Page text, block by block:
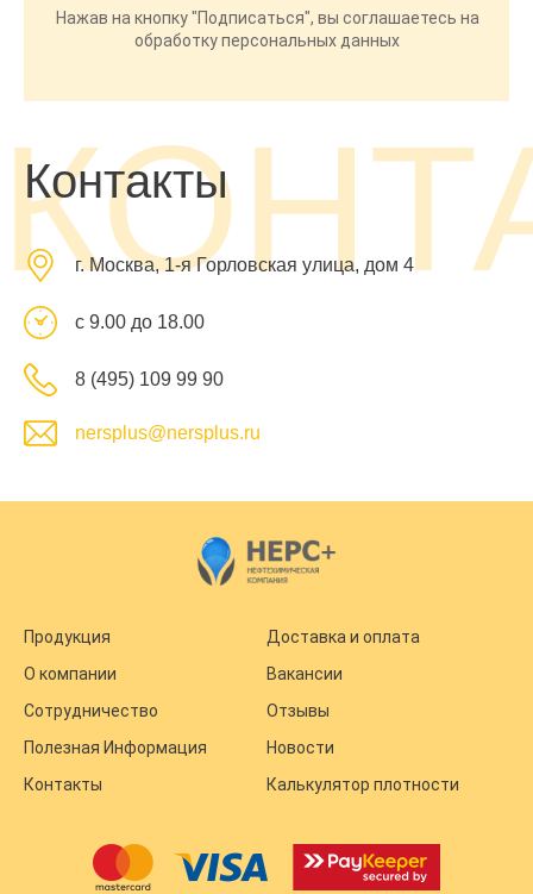
Нажав на кнопку "Подписаться", вы соглашаетесь на
обработку персональных данных
Контакты
г. Москва, 1-я Горловская улица, дом 4
с 9.00 до 18.00
8 (495) 109 99 90
nersplus@nersplus.ru
Продукция
Доставка и оплата
О компании
Вакансии
Сотрудничество
Отзывы
Полезная Информация
Новости
Контакты
Калькулятор плотности